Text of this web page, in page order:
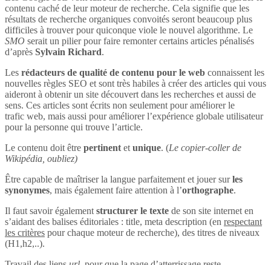
contenu caché de leur moteur de recherche. Cela signifie que les
résultats de recherche organiques convoités seront beaucoup plus
difficiles à trouver pour quiconque viole le nouvel algorithme. Le
SMO serait un pilier pour faire remonter certains articles pénalisés
d’après Sylvain Richard.
Les rédacteurs de qualité de contenu pour le web connaissent les
nouvelles règles SEO et sont très habiles à créer des articles qui vous
aideront à obtenir un site découvert dans les recherches et aussi de
sens. Ces articles sont écrits non seulement pour améliorer le
trafic web, mais aussi pour améliorer l’expérience globale utilisateur
pour la personne qui trouve l’article.
Le contenu doit être pertinent et unique. (Le copier-coller de
Wikipédia, oubliez)
Être capable de maîtriser la langue parfaitement et jouer surles
synonymes, mais également faire attention à l’orthographe.
Il faut savoir également structurer le texte de son site internet en
s’aidant des balises éditoriales : title, meta description (en respectant
les critères pour chaque moteur de recherche), des titres de niveaux
(H1,h2,..).